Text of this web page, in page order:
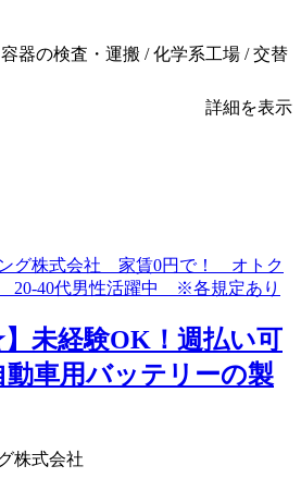
器の検査・運搬 / 化学系工場 / 交替
詳細を表示
未経験OK！週払い可
車用バッテリーの製
株式会社